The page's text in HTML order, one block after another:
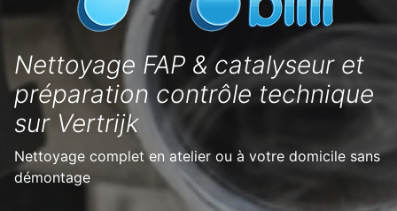
Nettoyage FAP & catalyseur et
préparation contrôle technique
sur Vertrijk
Nettoyage complet en atelier ou à votre domicile sans
démontage